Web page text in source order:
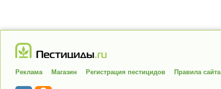
Реклама Магазин Регистрация пестицидов Правила сайта